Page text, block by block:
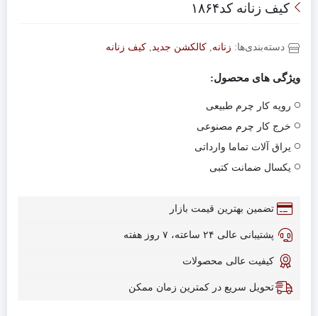
کیف زنانه کد۱۸۶۴
دسته‌بندی‌ها: زنانه, کالکشن جدید, کیف زنانه
ویژگی های محصول:
رویه کار چرم طبیعی
خرج کار چرم مصنوعی
یراق آلات تماما وارداتی
یکسال ضمانت کتبی
تضمین بهترین قیمت بازار
پشتیبانی عالی ۲۴ ساعته، ۷ روز هفته
کیفیت عالی محصولات
تحویل سریع در کمترین زمان ممکن